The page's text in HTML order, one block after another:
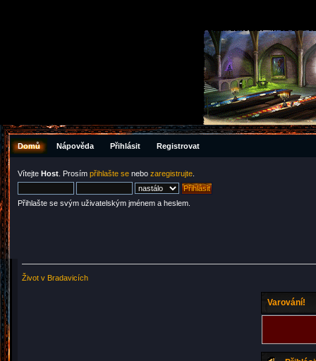
Domů Nápověda Přihlásit Registrovat
Vítejte Host . Prosím přihlašte se nebo zaregistrujte
Přihlašte se svým uživatelským jménem a heslem.
Život v Bradavicích
Varování!